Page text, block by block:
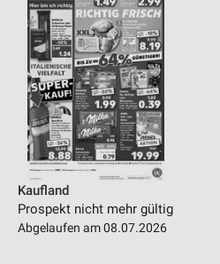
Kaufland
Prospekt nicht mehr gültig
Abgelaufen am 08.07.2026